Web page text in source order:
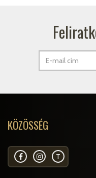
KÖZÖSSÉG
T